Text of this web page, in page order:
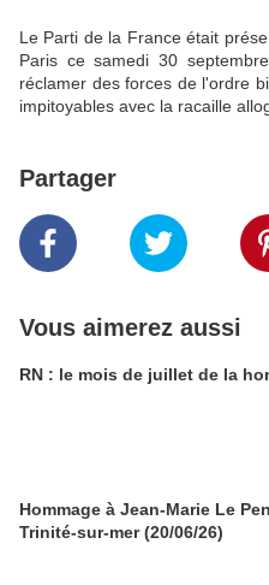
Le Parti de la France était
Paris ce samedi 30
réclamer des forces de l'ordre
impitoyables avec la racaille
Partager
Vous aimerez aussi
RN : le mois de juillet de la
Hommage à Jean-Marie Le
Trinité-sur-mer (20/06/26)